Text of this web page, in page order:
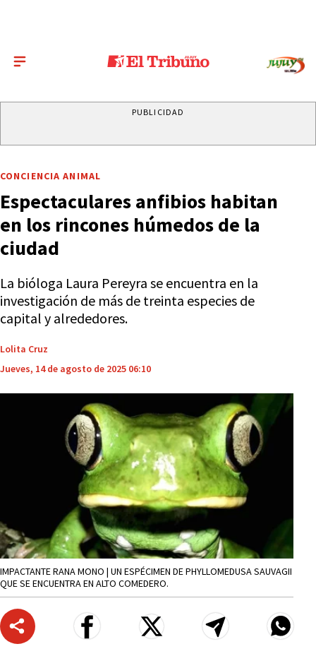
PUBLICIDAD
CONCIENCIA ANIMAL
Espectaculares anfibios habitan
en los rincones húmedos de la
ciudad
La bióloga Laura Pereyra se encuentra en la
investigación de más de treinta especies de
capital y alrededores.
Lolita Cruz
Jueves, 14 de agosto de 2025 06:10
IMPACTANTE RANA MONO | UN ESPÉCIMEN DE PHYLLOMEDUSA SAUVAGII
QUE SE ENCUENTRA EN ALTO COMEDERO.